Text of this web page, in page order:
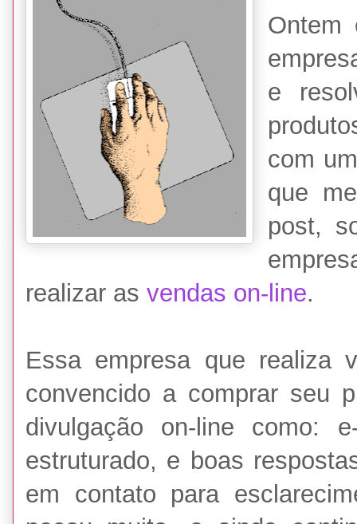
Ontem
e
com
que
post,
realizar as vendas on-line.
Essa empresa que realiza
convencido a comprar seu
divulgação on-line como:
estruturado, e boas
em contato para